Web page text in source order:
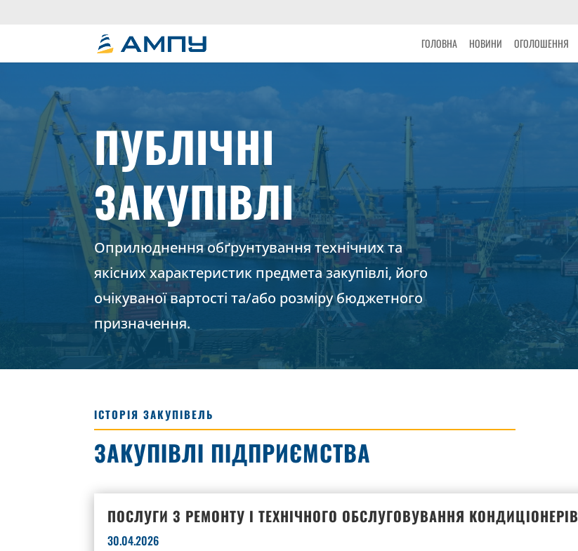
ГОЛОВНА НОВИНИ ОГОЛОШЕННЯ
ПУБЛІЧНІ
ЗАКУПІВЛІ
Оприлюднення обґрунтування технічних та
якісних характеристик предмета закупівлі, його
очікуваної вартості та/або розміру бюджетного
призначення.
ІСТОРІЯ ЗАКУПІВЕЛЬ
ЗАКУПІВЛІ ПІДПРИЄМСТВА
ПОСЛУГИ З РЕМОНТУ І ТЕХНІЧНОГО ОБСЛУГОВУВАННЯ КОНДИЦІОНЕРІВ
30.04.2026